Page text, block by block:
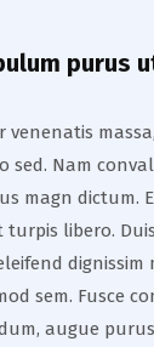
purus
sed. Nam
magn dictum.
turpis libero.
dignissim
sem. Fusce
augue